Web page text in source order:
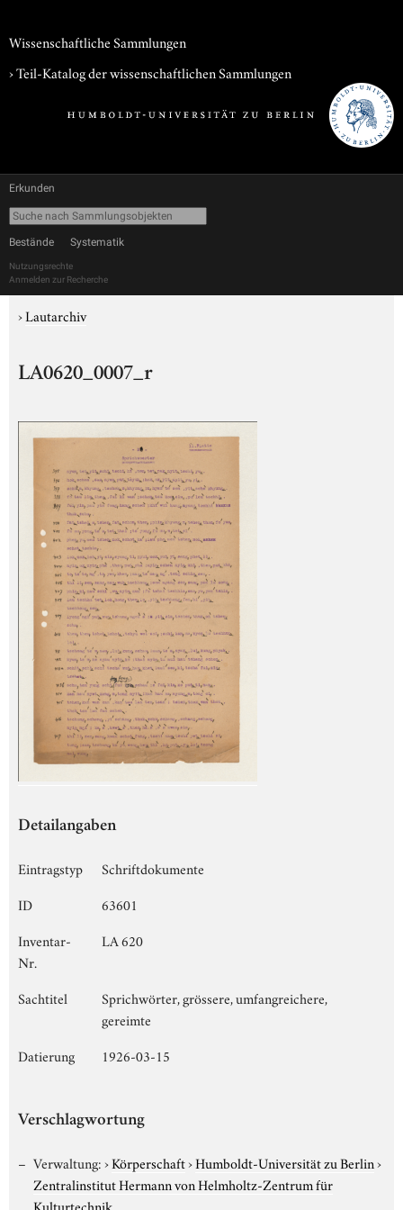
Wissenschaftliche Sammlungen
› Teil-Katalog der wissenschaftlichen Sammlungen
Erkunden
Bestände Systematik
Nutzungsrechte
Anmelden zur Recherche
›Lautarchiv
LA0620_0007_r
Detailangaben
Eintragstyp
Schriftdokumente
ID
63601
Inventar-
Nr.
LA 620
Sachtitel
Sprichwörter, grössere, umfangreichere,
gereimte
Datierung
1926-03-15
Verschlagwortung
Verwaltung:›Körperschaft›Humboldt-Universität zu Berlin›
Zentralinstitut Hermann von Helmholtz-Zentrum für
Kulturtechnik